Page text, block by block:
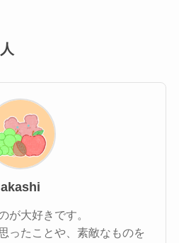
akashi
が大好きです。
ったことや、素敵なものを